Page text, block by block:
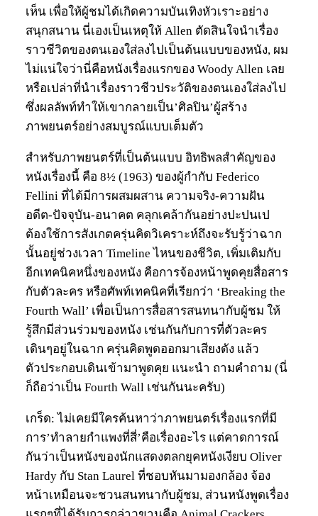
เห็น เพื่อให้ผู้ชมได้เกิดความบันเทิงหัวเราะอย่าง
สนุกสนาน นี่เองเป็นเหตุให้ Allen ตัดสินใจนำเรื่อง
ราวชีวิตของตนเองใส่ลงไปเป็นต้นแบบของหนัง, ผม
ไม่แน่ใจว่านี่คือหนังเรื่องแรกของ Woody Allen เลย
หรือเปล่าที่นำเรื่องราวชีวประวัติของตนเองใส่ลงไป
ซึ่งผลลัพท์ทำให้เขากลายเป็น’ศิลปิน’ผู้สร้าง
ภาพยนตร์อย่างสมบูรณ์แบบเต็มตัว
สำหรับภาพยนตร์ที่เป็นต้นแบบ อิทธิพลสำคัญของ
หนังเรื่องนี้ คือ 8½ (1963) ของผู้กำกับ Federico
Fellini ที่ได้มีการผสมผสาน ความจริง-ความฝัน
อดีต-ปัจจุบัน-อนาคต คลุกเคล้ากันอย่างปะปนเป
ต้องใช้การสังเกตครุ่นคิดวิเคราะห์ถึงจะรับรู้ว่าฉาก
นั้นอยู่ช่วงเวลา Timeline ไหนของชีวิต, เพิ่มเติมกับ
อีกเทคนิคหนึ่งของหนัง คือการจ้องหน้าพูดคุยสื่อสาร
กับตัวละคร หรือศัพท์เทคนิคที่เรียกว่า ‘Breaking the
Fourth Wall’ เพื่อเป็นการสื่อสารสนทนากับผู้ชม ให้
รู้สึกมีส่วนร่วมของหนัง เช่นกันกับการที่ตัวละคร
เดินๆอยู่ในฉาก ครุ่นคิดพูดออกมาเสียงดัง แล้ว
ตัวประกอบเดินเข้ามาพูดคุย แนะนำ ถามคำถาม (นี่
ก็ถือว่าเป็น Fourth Wall เช่นกันนะครับ)
เกร็ด: ไม่เคยมีใครค้นหาว่าภาพยนตร์เรื่องแรกที่มี
การ’ทำลายกำแพงที่สี่’คือเรื่องอะไร แต่คาดการณ์
กันว่าเป็นหนังของนักแสดงตลกยุคหนังเงียบ Oliver
Hardy กับ Stan Laurel ที่ชอบหันมามองกล้อง จ้อง
หน้าเหมือนจะชวนสนทนากับผู้ชม, ส่วนหนังพูดเรื่อง